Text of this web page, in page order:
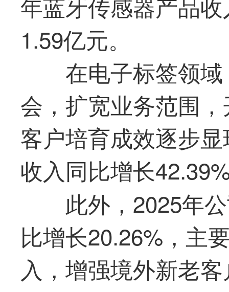
1.59亿元。
在电子标签领
会，扩宽业务范围
客户培育成效逐步
收入同比增长
此外，2025年
比增长20.26%，主
入，增强境外新老